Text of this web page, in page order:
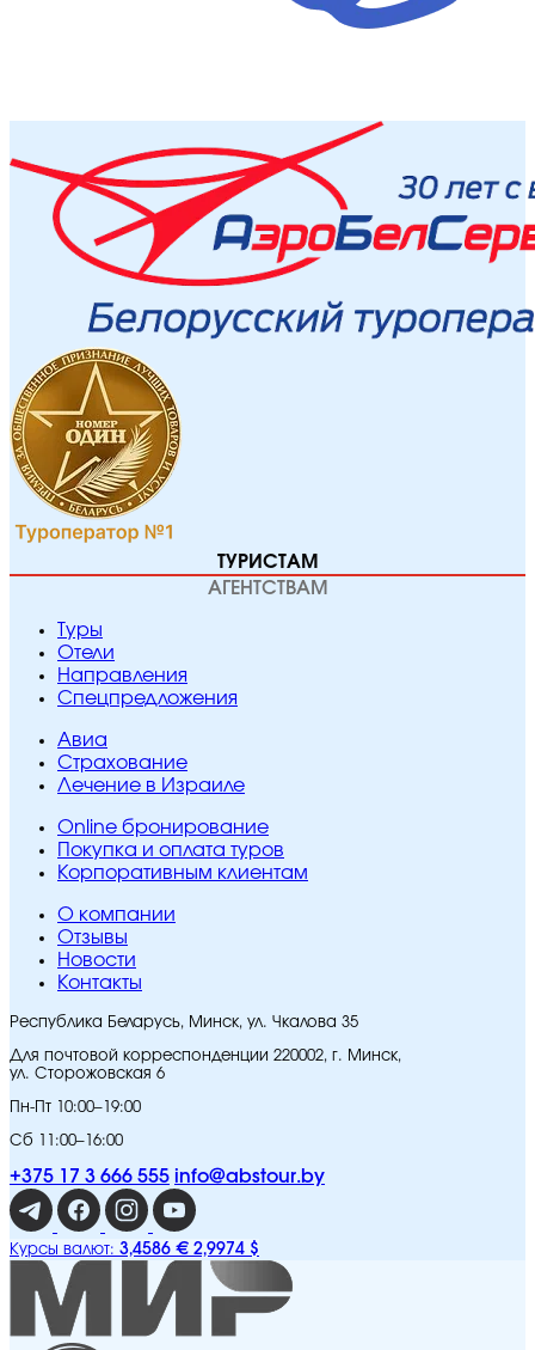
ТУРИСТАМ
АГЕНТСТВАМ
Туры
Отели
Направления
Спецпредложения
Авиа
Страхование
Лечение в Израиле
Online бронирование
Покупка и оплата туров
Корпоративным клиентам
O компании
Отзывы
Новости
Контакты
Республика Беларусь, Минск, ул. Чкалова 35
Для почтовой корреспонденции 220002, г. Минск,
ул. Сторожовская 6
Пн-Пт 10:00–19:00
Сб 11:00–16:00
+375 17 3 666 555 info@abstour.by
Курсы валют: 3,4586 € 2,9974 $